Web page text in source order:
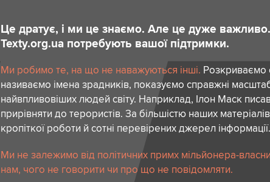
Це дратує, і ми це знаємо. Але це дуже важливо.
Texty.org.ua потребують вашої підтримки.
Ми робимо те, на що не наважуються інші. Розкриваємо
називаємо імена зрадників, показуємо справжні
найвпливовіших людей світу. Наприклад, Ілон Маск
прирівняти до терористів. За більшістю наших
кропіткої роботи й сотні перевірених джерел інформації.
Ми не залежимо від політичних примх мільйонера-
нам, чого не говорити чи про що не повідомляти.